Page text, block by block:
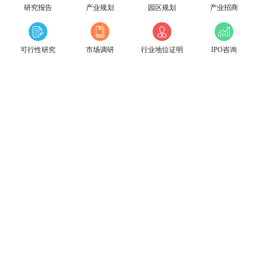
研究报告 产业规划 园区规划 产业招商
可行性研究 市场调研 行业地位证明 IPO咨询